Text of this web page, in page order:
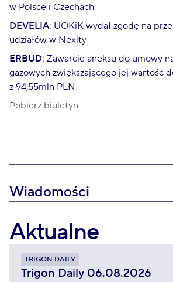
w Polsce i Czechach
DEVELIA: UOKiK wydał zgodę na
udziałów w Nexity
ERBUD: Zawarcie aneksu do umowy
gazowych zwiększającego jej wartość
z 94,55mln PLN
Pobierz biuletyn
Wiadomości
Aktualne
TRIGON DAILY
Trigon Daily 06.08.2026